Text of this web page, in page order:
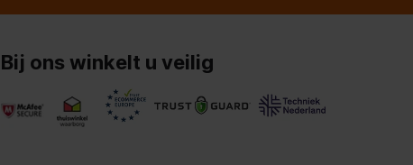
Bij ons winkelt u veilig